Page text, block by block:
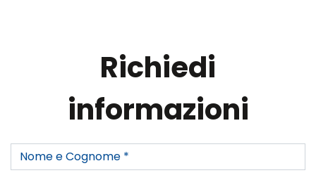
Richiedi
informazioni